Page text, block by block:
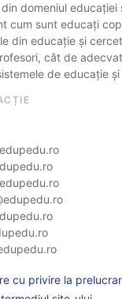
domeniul educației
cum sunt educați
din educație și
cât de
de educație
cu privire la